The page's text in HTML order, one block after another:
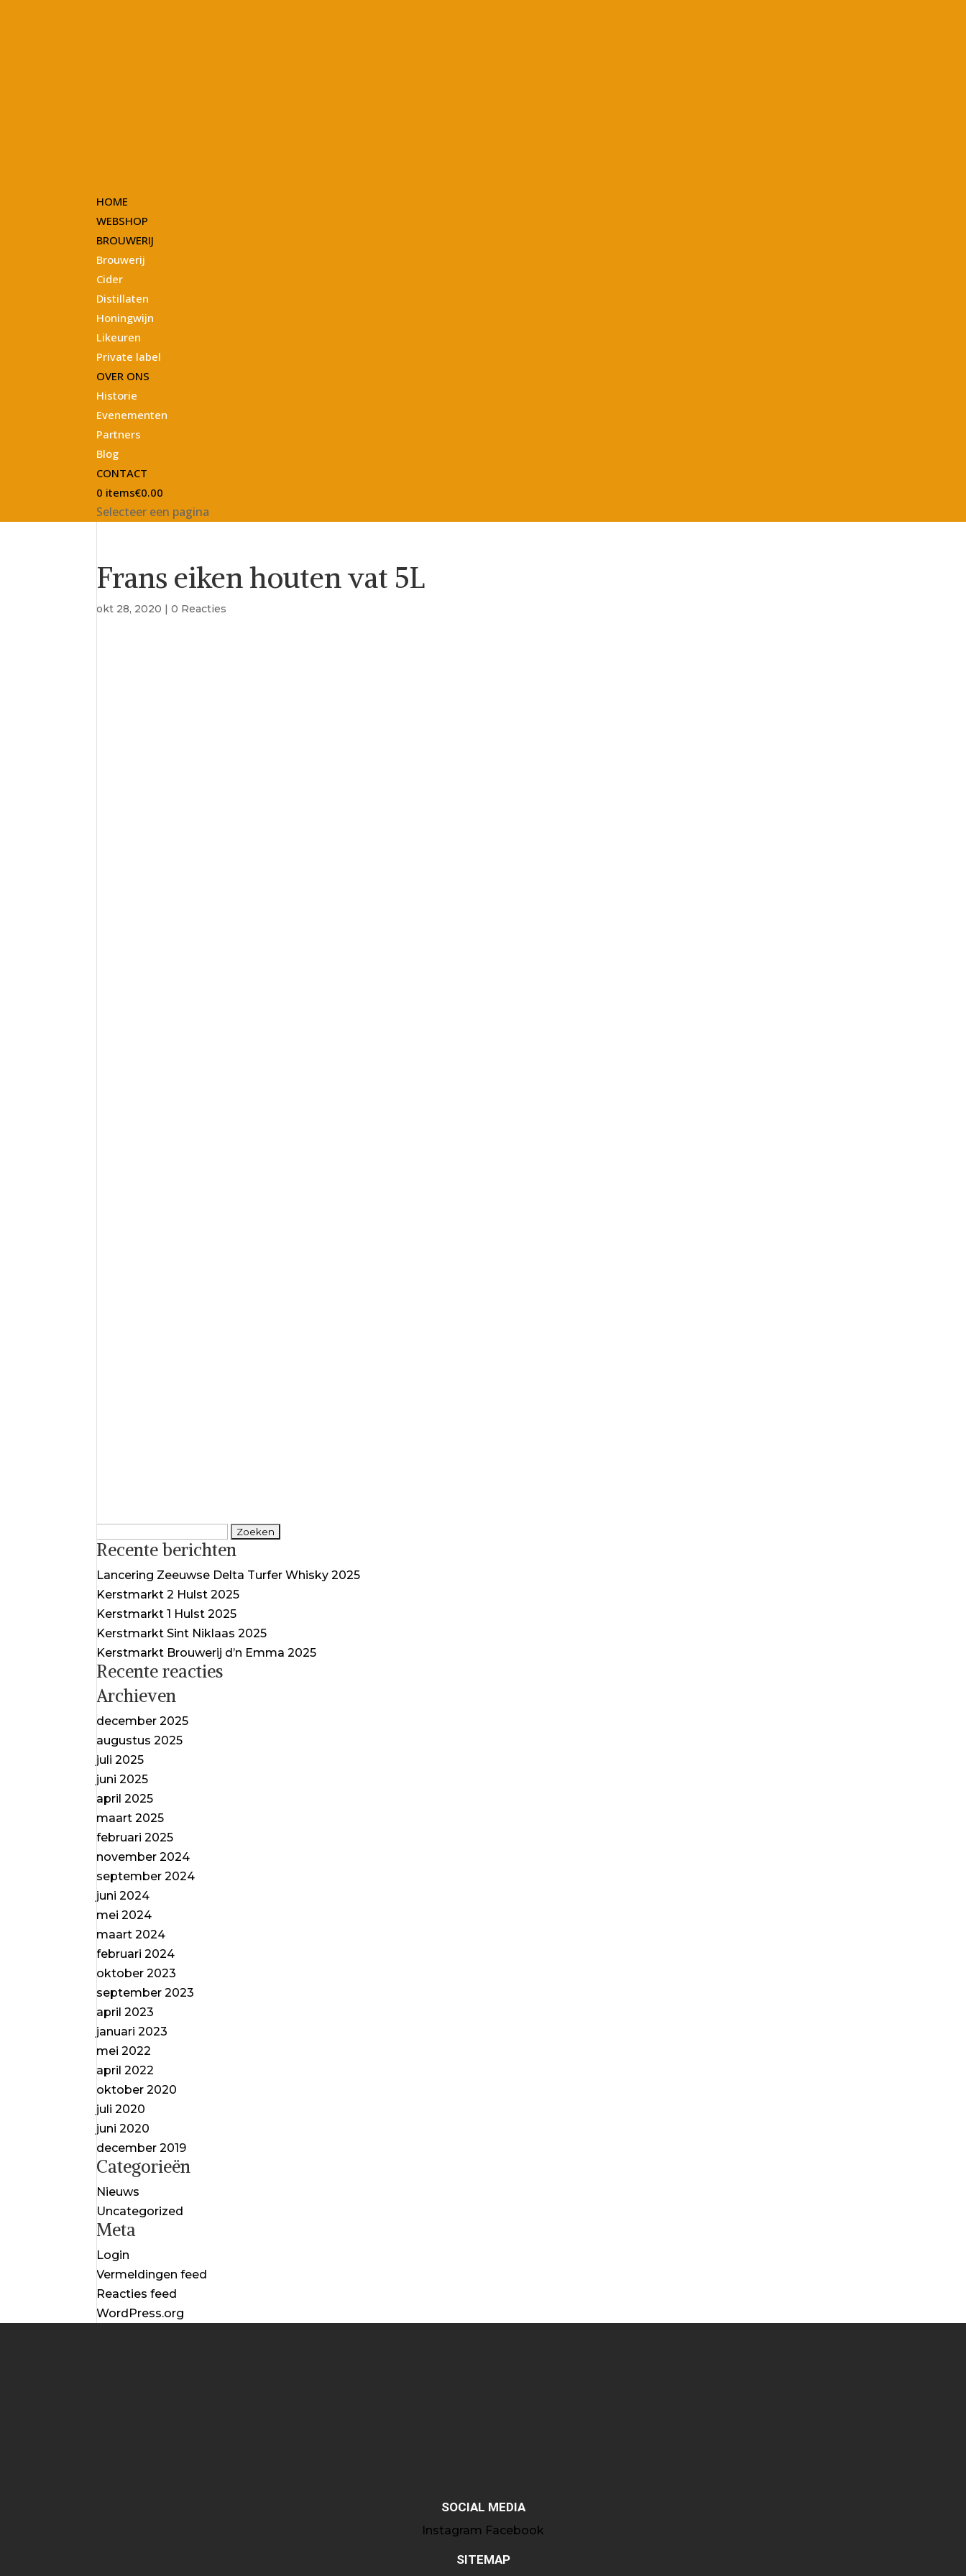
HOME
WEBSHOP
BROUWERIJ
Brouwerij
Cider
Distillaten
Honingwijn
Likeuren
Private label
OVER ONS
Historie
Evenementen
Partners
Blog
CONTACT
0 items€0.00
Selecteer een pagina
Frans eiken houten vat 5L
okt 28, 2020 |0 Reacties
naar:
Recente berichten
Lancering Zeeuwse Delta Turfer Whisky 2025
Kerstmarkt 2 Hulst 2025
Kerstmarkt 1 Hulst 2025
Kerstmarkt Sint Niklaas 2025
Kerstmarkt Brouwerij d’n Emma 2025
Recente reacties
Archieven
december 2025
augustus 2025
juli 2025
juni 2025
april 2025
maart 2025
februari 2025
november 2024
september 2024
juni 2024
mei 2024
maart 2024
februari 2024
oktober 2023
september 2023
april 2023
januari 2023
mei 2022
april 2022
oktober 2020
juli 2020
juni 2020
december 2019
Categorieën
Nieuws
Uncategorized
Meta
Login
Vermeldingen feed
Reacties feed
WordPress.org
SOCIAL MEDIA
Instagram Facebook
SITEMAP